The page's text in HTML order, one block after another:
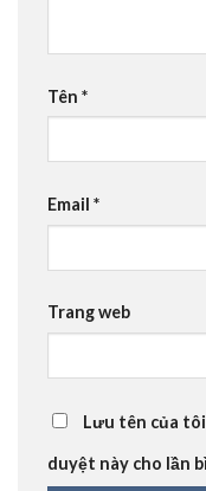
Tên *
Email *
Trang web
Lưu tên của
duyệt này cho lần